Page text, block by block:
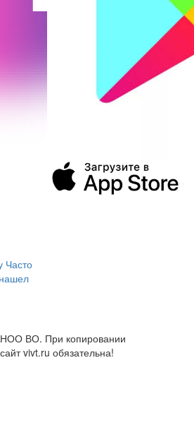
Часто
ВО. При копировании
vivt.ru обязательна!